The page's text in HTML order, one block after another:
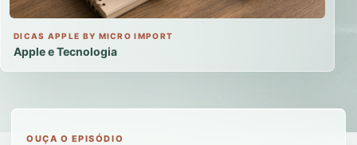
DICAS APPLE BY MICRO IMPORT
Apple e Tecnologia
OUÇA O EPISÓDIO